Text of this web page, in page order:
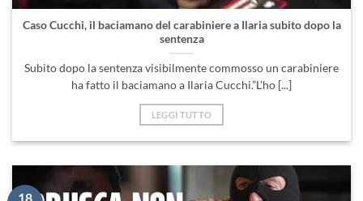
Caso Cucchi, il baciamano del carabiniere a Ilaria subito dopo la
sentenza
Subito dopo la sentenza visibilmente commosso un carabiniere
ha fatto il baciamano a Ilaria Cucchi.”L’ho [...]
LEGGI TUTTO
18